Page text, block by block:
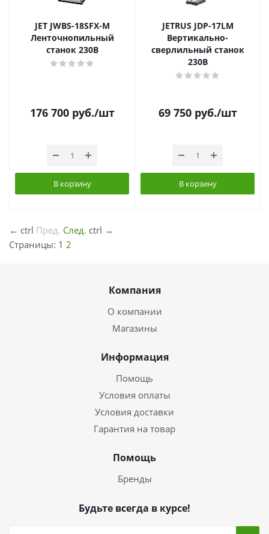
JET JWBS-18SFX-M
Ленточнопильный
станок 230В
176 700руб./шт
В корзину
JETRUS JDP-17LM
Вертикально-
сверлильный станок
230В
69 750руб./шт
В корзину
← ctrl Пред. След. ctrl →
Страницы: 1 2
Компания
О компании
Магазины
Информация
Помощь
Условия оплаты
Условия доставки
Гарантия на товар
Помощь
Бренды
Будьте всегда в курсе!